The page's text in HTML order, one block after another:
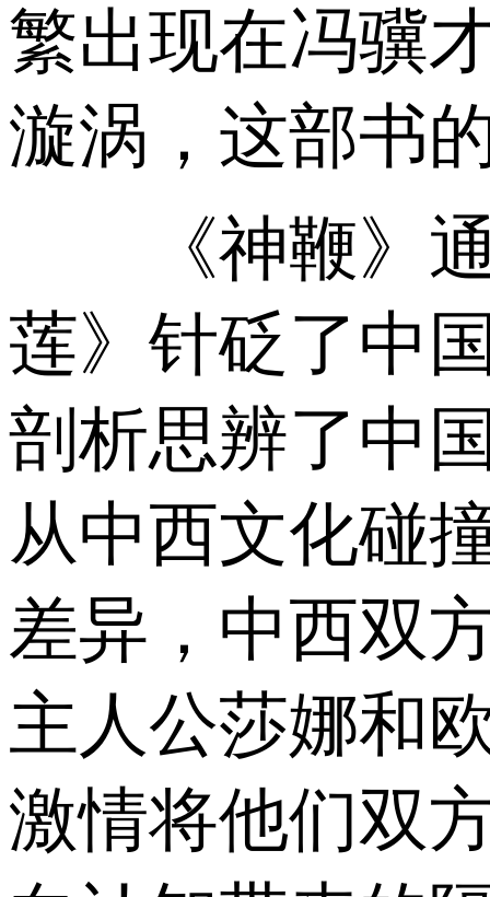
繁出现在冯骥
漩涡，这部书
《神鞭》通
莲》针砭了中
剖析思辨了中
从中西文化碰
差异，中西双
主人公莎娜和
激情将他们双